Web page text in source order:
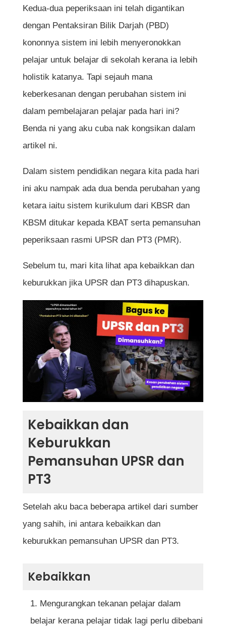
Kedua-dua peperiksaan ini telah digantikan
dengan Pentaksiran Bilik Darjah (PBD)
kononnya sistem ini lebih menyeronokkan
pelajar untuk belajar di sekolah kerana ia lebih
holistik katanya. Tapi sejauh mana
keberkesanan dengan perubahan sistem ini
dalam pembelajaran pelajar pada hari ini?
Benda ni yang aku cuba nak kongsikan dalam
artikel ni.
Dalam sistem pendidikan negara kita pada hari
ini aku nampak ada dua benda perubahan yang
ketara iaitu sistem kurikulum dari KBSR dan
KBSM ditukar kepada KBAT serta pemansuhan
peperiksaan rasmi UPSR dan PT3 (PMR).
Sebelum tu, mari kita lihat apa kebaikkan dan
keburukkan jika UPSR dan PT3 dihapuskan.
Kebaikkan dan
Keburukkan
Pemansuhan UPSR dan
PT3
Setelah aku baca beberapa artikel dari sumber
yang sahih, ini antara kebaikkan dan
keburukkan pemansuhan UPSR dan PT3.
Kebaikkan
Mengurangkan tekanan pelajar dalam
belajar kerana pelajar tidak lagi perlu dibebani